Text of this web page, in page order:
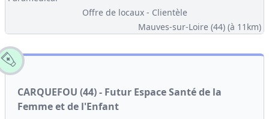
Offre de locaux - Clientèle
Mauves-sur-Loire (44) (à 11km)
CARQUEFOU (44) - Futur Espace Santé de la
Femme et de l'Enfant